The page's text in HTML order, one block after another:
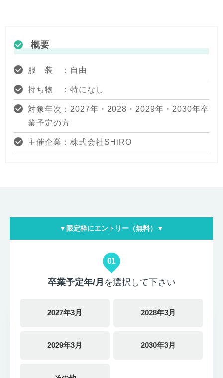
概要
服 装 ：自由
持ち物 ：特になし
対象年次：2027年・2028・2029年・2030年卒
業予定の方
主催企業：株式会社SHiRO
▼限定枠にエントリー（無料）▼
01
卒業予定年/月 を選択して下さい
2027年3月 2028年3月
2029年3月 2030年3月